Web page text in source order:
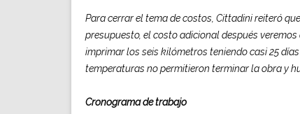
Para cerrar el tema de costos, Cittadini reiteró
presupuesto, el costo adicional después
imprimar los seis kilómetros teniendo casi 25
temperaturas no permitieron terminar la obra y
Cronograma de trabajo